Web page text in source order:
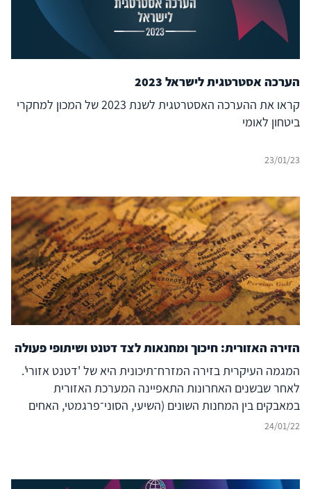
הערכה אסטרטגית לישראל 2023
קראו את ההערכה האסטרטגית לשנת 2023 של המכון למחקרי
ביטחון לאומי
23/01/23
הזירה האזורית: חיכוך ומחנאות לצד דטנט ושיתופי פעולה
המגמה העיקרית בזירה המזרח־תיכונית היא של 'דטנט אזורי'.
לאחר שבשנים האחרונות התאפיינה המערכת האזורית
במאבקים בין המחנות השונים (השיעי, הסוני־פרגמטי, האחים
24/01/22